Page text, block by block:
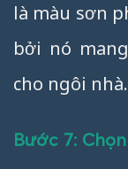
là màu sơn
bởi nó
cho ngôi nhà.
Bước 7: